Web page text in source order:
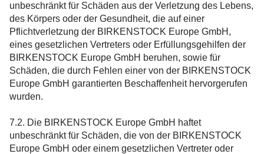
unbeschränkt für Schäden aus der Verletzung des Lebens,
des Körpers oder der Gesundheit, die auf einer
Pflichtverletzung der BIRKENSTOCK Europe GmbH,
eines gesetzlichen Vertreters oder Erfüllungsgehilfen der
BIRKENSTOCK Europe GmbH beruhen, sowie für
Schäden, die durch Fehlen einer von der BIRKENSTOCK
Europe GmbH garantierten Beschaffenheit hervorgerufen
wurden.
7.2. Die BIRKENSTOCK Europe GmbH haftet
unbeschränkt für Schäden, die von der BIRKENSTOCK
Europe GmbH oder einem gesetzlichen Vertreter oder